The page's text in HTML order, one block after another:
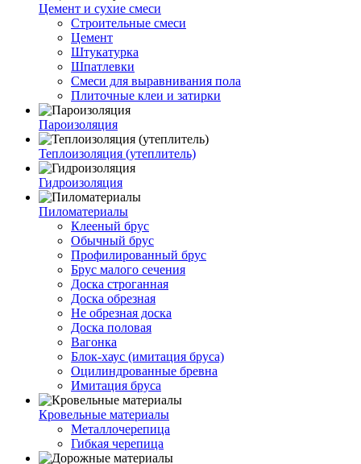
Цемент и сухие смеси
Строительные смеси
Цемент
Штукатурка
Шпатлевки
Смеси для выравнивания пола
Плиточные клеи и затирки
Пароизоляция
Теплоизоляция (утеплитель)
Гидроизоляция
Пиломатериалы
Клееный брус
Обычный брус
Профилированный брус
Брус малого сечения
Доска строганная
Доска обрезная
Не обрезная доска
Доска половая
Вагонка
Блок-хаус (имитация бруса)
Оцилиндрованные бревна
Имитация бруса
Кровельные материалы
Металлочерепица
Гибкая черепица